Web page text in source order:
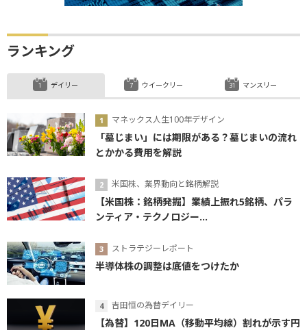
ランキング
デイリー
マネックス人生100年デザイン
「墓じまい」には期限がある？墓じまいの流れ
とかかる費用を解説
米国株、業界動向と銘柄解説
【米国株：銘柄発掘】業績上振れ5銘柄、パラ
ンティア・テクノロジー...
ストラテジーレポート
半導体株の調整は底値をつけたか
吉田恒の為替デイリー
【為替】120日MA（移動平均線）割れが示す円
ウイークリー マンスリー